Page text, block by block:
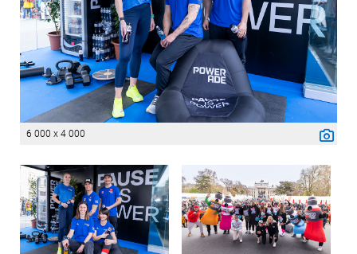
6 000 x 4 000